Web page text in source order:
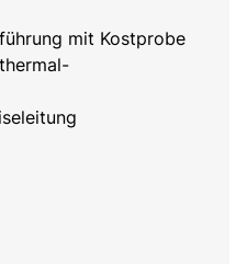
mit Kostprobe